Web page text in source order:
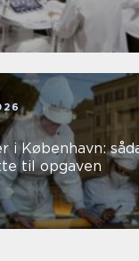
i København:
til opgaven